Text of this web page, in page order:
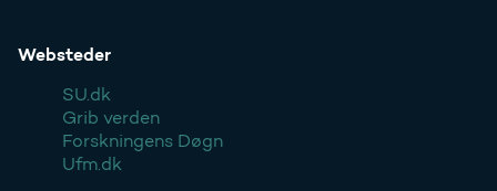
Websteder
SU.dk
Grib verden
Forskningens Døgn
Ufm.dk